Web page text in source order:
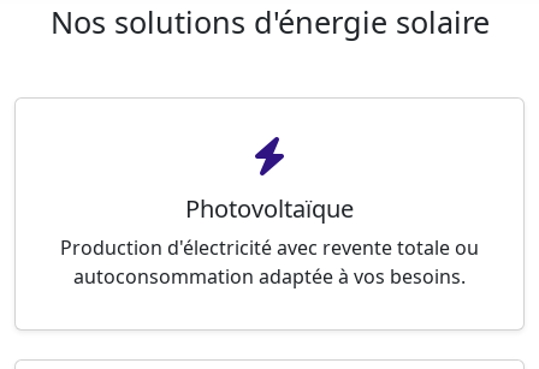
Nos solutions d'énergie solaire
Photovoltaïque
Production d'électricité avec revente totale ou
autoconsommation adaptée à vos besoins.